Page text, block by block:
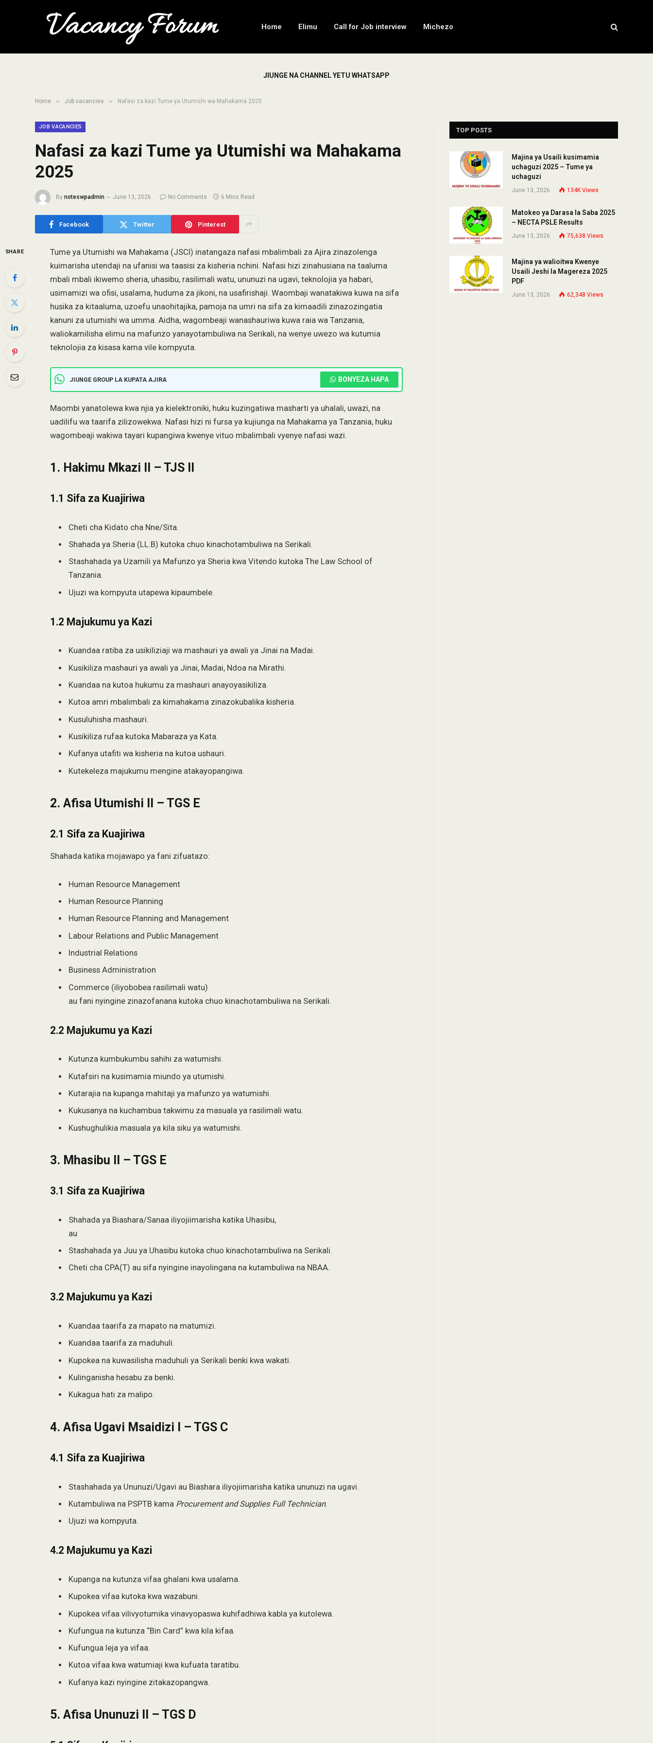
Home Elimu Call for Job interview Michezo
JIUNGE NA CHANNEL YETU WHATSAPP
Home » Job vacancies » Nafasi za kazi Tume ya Utumishi wa Mahakama 2025
JOB VACANCIES
Nafasi za kazi Tume ya Utumishi wa Mahakama
2025
By noteswpadmin June 13, 2026 No Comments 6 Mins Read
Facebook Twitter Pinterest
SHARE
Tume ya Utumishi wa Mahakama (JSCI) inatangaza nafasi mbalimbali za Ajira zinazolenga
kuimarisha utendaji na ufanisi wa taasisi za kisheria nchini. Nafasi hizi zinahusiana na taaluma
mbali mbali ikiwemo sheria, uhasibu, rasilimali watu, ununuzi na ugavi, teknolojia ya habari,
usimamizi wa ofisi, usalama, huduma za jikoni, na usafirishaji. Waombaji wanatakiwa kuwa na sifa
husika za kitaaluma, uzoefu unaohitajika, pamoja na umri na sifa za kimaadili zinazozingatia
kanuni za utumishi wa umma. Aidha, wagombeaji wanashauriwa kuwa raia wa Tanzania,
waliokamilisha elimu na mafunzo yanayotambuliwa na Serikali, na wenye uwezo wa kutumia
teknolojia za kisasa kama vile kompyuta.
JIUNGE GROUP LA KUPATA AJIRA BONYEZA HAPA
Maombi yanatolewa kwa njia ya kielektroniki, huku kuzingatiwa masharti ya uhalali, uwazi, na
uadilifu wa taarifa zilizowekwa. Nafasi hizi ni fursa ya kujiunga na Mahakama ya Tanzania, huku
wagombeaji wakiwa tayari kupangiwa kwenye vituo mbalimbali vyenye nafasi wazi.
1. Hakimu Mkazi II – TJS II
1.1 Sifa za Kuajiriwa
Cheti cha Kidato cha Nne/Sita.
Shahada ya Sheria (LL.B) kutoka chuo kinachotambuliwa na Serikali.
Stashahada ya Uzamili ya Mafunzo ya Sheria kwa Vitendo kutoka The Law School of
Tanzania.
Ujuzi wa kompyuta utapewa kipaumbele.
1.2 Majukumu ya Kazi
Kuandaa ratiba za usikiliziaji wa mashauri ya awali ya Jinai na Madai.
Kusikiliza mashauri ya awali ya Jinai, Madai, Ndoa na Mirathi.
Kuandaa na kutoa hukumu za mashauri anayoyasikiliza.
Kutoa amri mbalimbali za kimahakama zinazokubalika kisheria.
Kusuluhisha mashauri.
Kusikiliza rufaa kutoka Mabaraza ya Kata.
Kufanya utafiti wa kisheria na kutoa ushauri.
Kutekeleza majukumu mengine atakayopangiwa.
2. Afisa Utumishi II – TGS E
2.1 Sifa za Kuajiriwa
Shahada katika mojawapo ya fani zifuatazo:
Human Resource Management
Human Resource Planning
Human Resource Planning and Management
Labour Relations and Public Management
Industrial Relations
Business Administration
Commerce (iliyobobea rasilimali watu)
au fani nyingine zinazofanana kutoka chuo kinachotambuliwa na Serikali.
2.2 Majukumu ya Kazi
Kutunza kumbukumbu sahihi za watumishi.
Kutafsiri na kusimamia miundo ya utumishi.
Kutarajia na kupanga mahitaji ya mafunzo ya watumishi.
Kukusanya na kuchambua takwimu za masuala ya rasilimali watu.
Kushughulikia masuala ya kila siku ya watumishi.
3. Mhasibu II – TGS E
3.1 Sifa za Kuajiriwa
Shahada ya Biashara/Sanaa iliyojiimarisha katika Uhasibu,
au
Stashahada ya Juu ya Uhasibu kutoka chuo kinachotambuliwa na Serikali.
Cheti cha CPA(T) au sifa nyingine inayolingana na kutambuliwa na NBAA.
3.2 Majukumu ya Kazi
Kuandaa taarifa za mapato na matumizi.
Kuandaa taarifa za maduhuli.
Kupokea na kuwasilisha maduhuli ya Serikali benki kwa wakati.
Kulinganisha hesabu za benki.
Kukagua hati za malipo.
4. Afisa Ugavi Msaidizi I – TGS C
4.1 Sifa za Kuajiriwa
Stashahada ya Ununuzi/Ugavi au Biashara iliyojiimarisha katika ununuzi na ugavi.
Kutambuliwa na PSPTB kama Procurement and Supplies Full Technician.
Ujuzi wa kompyuta.
4.2 Majukumu ya Kazi
Kupanga na kutunza vifaa ghalani kwa usalama.
Kupokea vifaa kutoka kwa wazabuni.
Kupokea vifaa vilivyotumika vinavyopaswa kuhifadhiwa kabla ya kutolewa.
Kufungua na kutunza “Bin Card” kwa kila kifaa.
Kufungua leja ya vifaa.
Kutoa vifaa kwa watumiaji kwa kufuata taratibu.
Kufanya kazi nyingine zitakazopangwa.
5. Afisa Ununuzi II – TGS D
TOP POSTS
Majina ya Usaili kusimamia
uchaguzi 2025 – Tume ya
uchaguzi
June 13, 2026 134K Views
Matokeo ya Darasa la Saba 2025
– NECTA PSLE Results
June 13, 2026 75,638 Views
Majina ya walioitwa Kwenye
Usaili Jeshi la Magereza 2025
PDF
June 13, 2026 62,348 Views